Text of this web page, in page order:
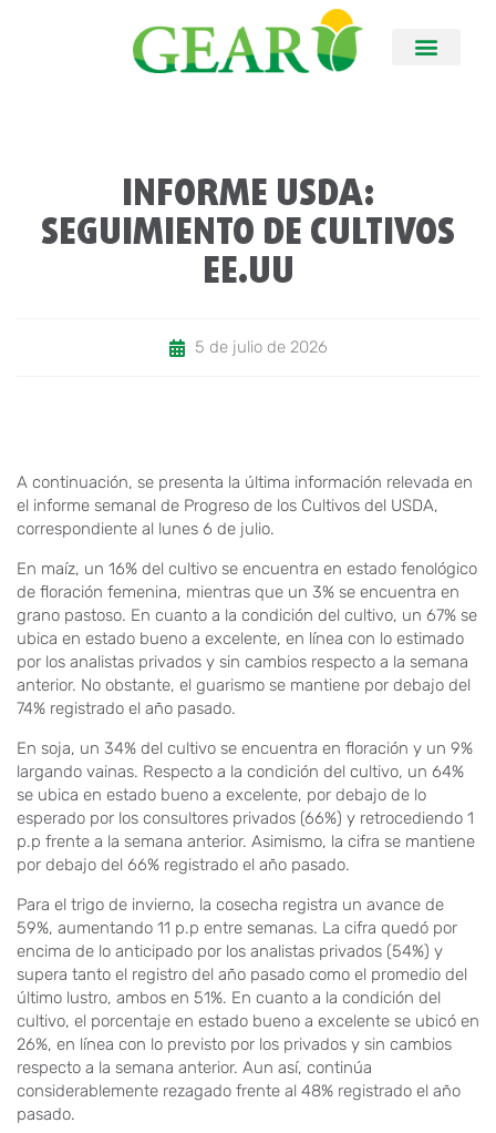
INFORME USDA:
SEGUIMIENTO DE CULTIVOS
EE.UU
5 de julio de 2026
A continuación, se presenta la última información relevada en
el informe semanal de Progreso de los Cultivos del USDA,
correspondiente al lunes 6 de julio.
En maíz, un 16% del cultivo se encuentra en estado fenológico
de floración femenina, mientras que un 3% se encuentra en
grano pastoso. En cuanto a la condición del cultivo, un 67% se
ubica en estado bueno a excelente, en línea con lo estimado
por los analistas privados y sin cambios respecto a la semana
anterior. No obstante, el guarismo se mantiene por debajo del
74% registrado el año pasado.
En soja, un 34% del cultivo se encuentra en floración y un 9%
largando vainas. Respecto a la condición del cultivo, un 64%
se ubica en estado bueno a excelente, por debajo de lo
esperado por los consultores privados (66%) y retrocediendo 1
p.p frente a la semana anterior. Asimismo, la cifra se mantiene
por debajo del 66% registrado el año pasado.
Para el trigo de invierno, la cosecha registra un avance de
59%, aumentando 11 p.p entre semanas. La cifra quedó por
encima de lo anticipado por los analistas privados (54%) y
supera tanto el registro del año pasado como el promedio del
último lustro, ambos en 51%. En cuanto a la condición del
cultivo, el porcentaje en estado bueno a excelente se ubicó en
26%, en línea con lo previsto por los privados y sin cambios
respecto a la semana anterior. Aun así, continúa
considerablemente rezagado frente al 48% registrado el año
pasado.